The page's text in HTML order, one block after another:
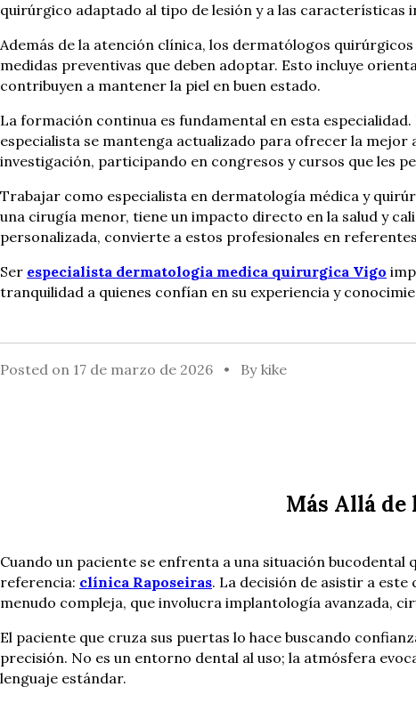
quirúrgico adaptado al tipo de lesión y a las características
Además de la atención clínica, los dermatólogos
medidas preventivas que deben adoptar. Esto incluye
contribuyen a mantener la piel en buen estado.
La formación continua es fundamental en esta
especialista se mantenga actualizado para ofrecer la
investigación, participando en congresos y cursos que les
Trabajar como especialista en dermatología médica y
una cirugía menor, tiene un impacto directo en la salud y
personalizada, convierte a estos profesionales en
Ser especialista dermatologia medica quirurgica Vigo
tranquilidad a quienes confían en su experiencia y
Posted on 17 de marzo de 2026 By kike
Más Allá de
Cuando un paciente se enfrenta a una situación
referencia: clínica Raposeiras. La decisión de asistir a
menudo compleja, que involucra implantología avanzada,
El paciente que cruza sus puertas lo hace buscando
precisión. No es un entorno dental al uso; la atmósfera
lenguaje estándar.